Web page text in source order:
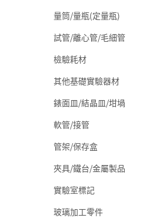
量筒/量瓶(定量瓶)
試管/離心管/毛細管
檢驗耗材
其他基礎實驗器材
錶面皿/結晶皿/坩堝
軟管/接管
管架/保存盒
夾具/鐵台/金屬製品
實驗室標記
玻璃加工零件